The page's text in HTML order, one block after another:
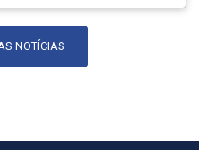
NOTÍCIAS